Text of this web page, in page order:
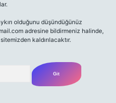
olduğunu düşündüğünüz
adresine bildirmeniz halinde,
kaldırılacaktır.